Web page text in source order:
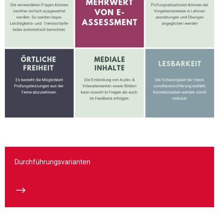
Durchführungsvarianten
$